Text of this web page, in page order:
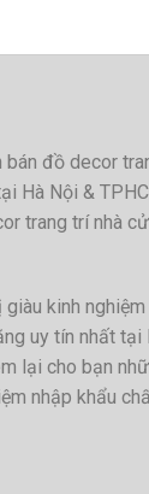
đồ decor
Hà Nội &
trang trí nhà
kinh
uy tín nhất tại
lại cho bạn
nhập khẩu